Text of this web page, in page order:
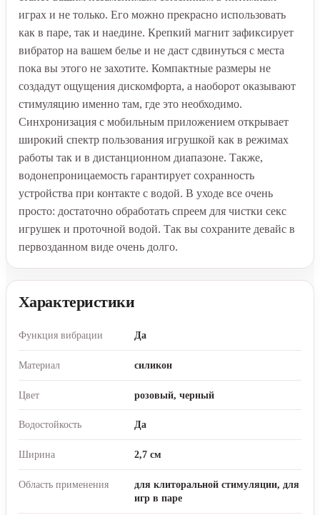
играх и не только. Его можно прекрасно использовать
как в паре, так и наедине. Крепкий магнит зафиксирует
вибратор на вашем белье и не даст сдвинуться с места
пока вы этого не захотите. Компактные размеры не
создадут ощущения дискомфорта, а наоборот оказывают
стимуляцию именно там, где это необходимо.
Синхронизация с мобильным приложением открывает
широкий спектр пользования игрушкой как в режимах
работы так и в дистанционном диапазоне. Также,
водонепроницаемость гарантирует сохранность
устройства при контакте с водой. В уходе все очень
просто: достаточно обработать спреем для чистки секс
игрушек и проточной водой. Так вы сохраните девайс в
первозданном виде очень долго.
Характеристики
Функция вибрации Да
Материал силикон
Цвет розовый, черный
Водостойкость Да
Ширина 2,7 см
Область применения
для клиторальной стимуляции, для
игр в паре